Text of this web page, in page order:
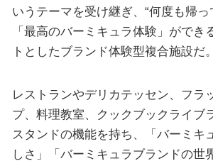
いうテーマを受け継ぎ、“何度も帰っ
「最高のバーミキュラ体験」ができ
トとしたブランド体験型複合施設だ。
レストランやデリカテッセン、フラ
プ、料理教室、クックブックライブ
スタンドの機能を持ち、「バーミキ
しさ」「バーミキュラブランドの世